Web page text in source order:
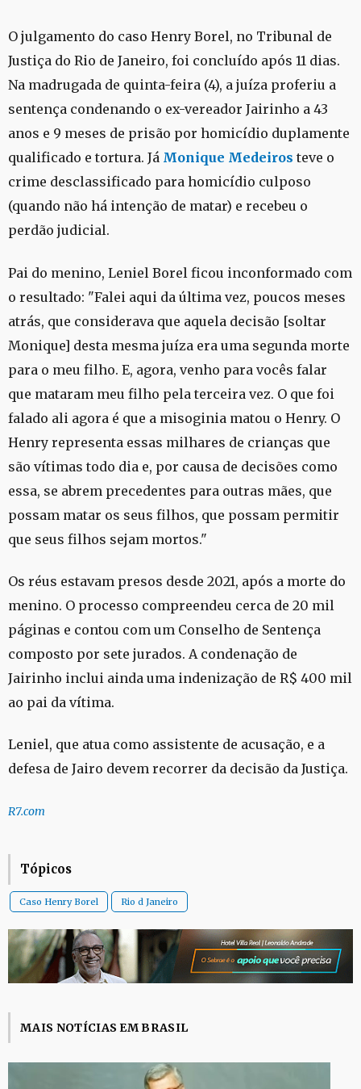
O julgamento do caso Henry Borel, no Tribunal de
Justiça do Rio de Janeiro, foi concluído após 11 dias.
Na madrugada de quinta-feira (4), a juíza proferiu a
sentença condenando o ex-vereador Jairinho a 43
anos e 9 meses de prisão por homicídio duplamente
qualificado e tortura. Já Monique Medeiros teve o
crime desclassificado para homicídio culposo
(quando não há intenção de matar) e recebeu o
perdão judicial.
Pai do menino, Leniel Borel ficou inconformado com
o resultado: "Falei aqui da última vez, poucos meses
atrás, que considerava que aquela decisão [soltar
Monique] desta mesma juíza era uma segunda morte
para o meu filho. E, agora, venho para vocês falar
que mataram meu filho pela terceira vez. O que foi
falado ali agora é que a misoginia matou o Henry. O
Henry representa essas milhares de crianças que
são vítimas todo dia e, por causa de decisões como
essa, se abrem precedentes para outras mães, que
possam matar os seus filhos, que possam permitir
que seus filhos sejam mortos."
Os réus estavam presos desde 2021, após a morte do
menino. O processo compreendeu cerca de 20 mil
páginas e contou com um Conselho de Sentença
composto por sete jurados. A condenação de
Jairinho inclui ainda uma indenização de R$ 400 mil
ao pai da vítima.
Leniel, que atua como assistente de acusação, e a
defesa de Jairo devem recorrer da decisão da Justiça.
R7.com
Tópicos
Caso Henry Borel Rio d Janeiro
MAIS NOTÍCIAS EM BRASIL